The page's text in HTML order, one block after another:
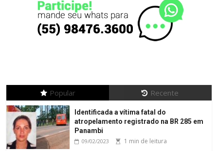
Popular Recente
Identificada a vítima fatal do
atropelamento registrado na BR 285 em
Panambi
09/02/2023 1 min de leitura